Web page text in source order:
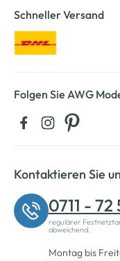
Schneller Versand
Folgen Sie AWG
Kontaktieren Sie
0711 -
regulärer
abweichend.
Montag bis